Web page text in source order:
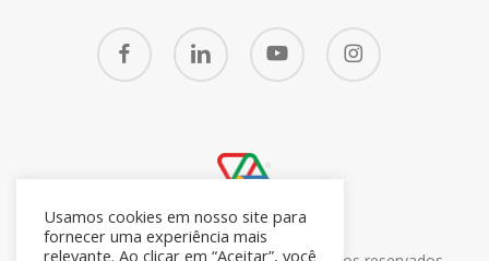
facebook linkedin youtube instagram
Usamos cookies em nosso site para
fornecer uma experiência mais
relevante. Ao clicar em “Aceitar”, você